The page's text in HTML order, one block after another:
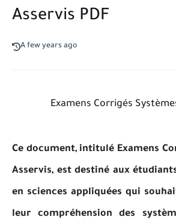
Asservis PDF
A few years ago
Examens Corrigés
Ce document, intitulé Examens
Asservis, est destiné aux
en sciences appliquées qui
leur compréhension des